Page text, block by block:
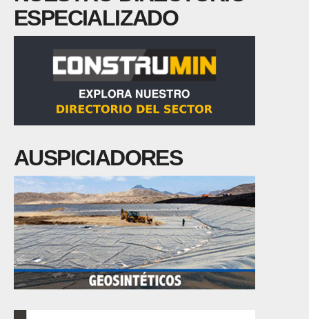
ESPECIALIZADO
AUSPICIADORES